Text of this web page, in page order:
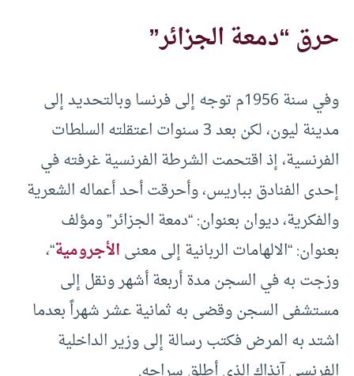
حرق “دمعة الجزائر”
وفي سنة 1956م توجه إلى فرنسا وبالتحديد إلى
مدينة ليون، لكن بعد 3 سنوات اعتقلته السلطات
الفرنسية، إذ اقتحمت الشرطة الفرنسية غرفته في
إحدى الفنادق بباريس، وأحرقت أحد أعماله الشعرية
والفكرية، ديوان بعنوان: “دمعة الجزائر” ومؤلف
بعنوان: “الالهامات الربانية إلى معنىالأجرومية“،
وزجت به في السجن مدة أربعة أشهر ونقل إلى
مستشفى السجن وقضى به ثمانية عشر شهراً بعدما
اشتد به المرض فكتب رسالة إلى وزير الداخلية